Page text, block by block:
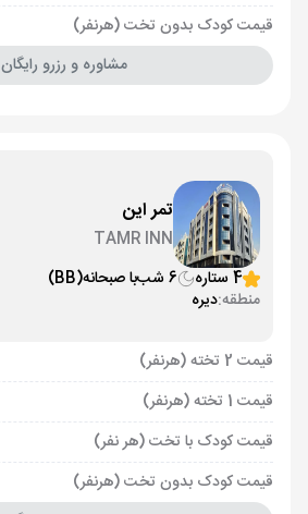
قیمت کودک بدون تخت (هرنفر)
مشاوره و رزرو رایگان
تمر این
TAMR INN
4 ستاره
6 شب با صبحانه(BB)
منطقه:دیره
قیمت 2 تخته (هرنفر)
قیمت 1 تخته (هرنفر)
قیمت کودک با تخت (هر نفر)
قیمت کودک بدون تخت (هرنفر)